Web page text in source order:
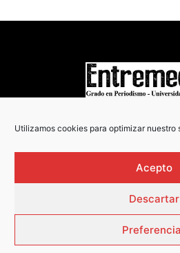
Utilizamos cookies para optimizar
Acepto
Descartar